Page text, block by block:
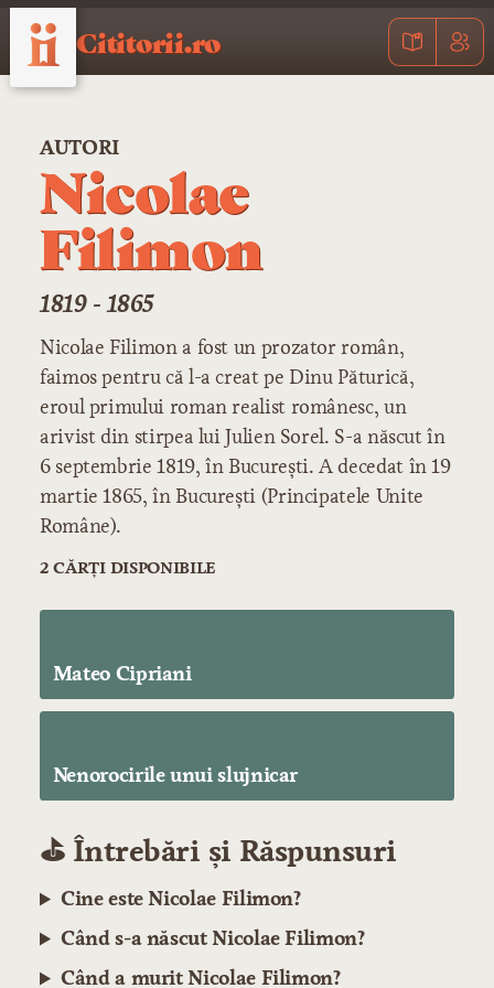
Cititorii.ro
AUTORI
Nicolae
Filimon
1819 - 1865
Nicolae Filimon a fost un prozator român,
faimos pentru că l-a creat pe Dinu Păturică,
eroul primului roman realist românesc, un
arivist din stirpea lui Julien Sorel. S-a născut în
6 septembrie 1819, în București. A decedat în 19
martie 1865, în București (Principatele Unite
Române).
2 CĂRȚI DISPONIBILE
Mateo Cipriani
Nenorocirile unui slujnicar
⛳️ Întrebări și Răspunsuri
Cine este Nicolae Filimon?
Când s-a născut Nicolae Filimon?
Când a murit Nicolae Filimon?